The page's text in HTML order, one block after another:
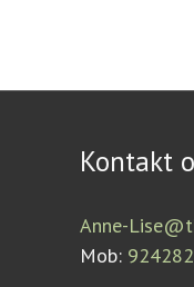
Kontakt
Anne-
Mob: